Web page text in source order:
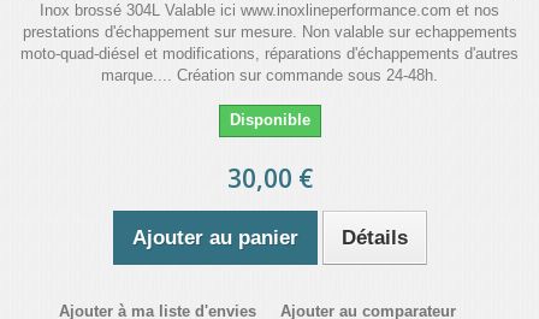
Inox brossé 304L Valable ici www.inoxlineperformance.com et nos
prestations d'échappement sur mesure. Non valable sur echappements
moto-quad-diésel et modifications, réparations d'échappements d'autres
marque.... Création sur commande sous 24-48h.
Disponible
30,00 €
Ajouter au panier Détails
Ajouter à ma liste d'envies Ajouter au comparateur